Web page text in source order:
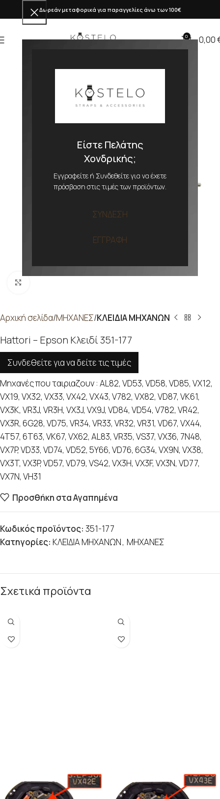
Είστε Πελάτης
Χονδρικής;
Εγγραφείτε ή Συνδεθείτε για να έχετε
πρόσβαση στις τιμές των προϊόντων.
ΣΥΝΔΕΣΗ
ΕΓΓΡΑΦΗ
Δωρεάν μεταφορικά για παραγγελίες άνω των 100€
0 0,00
Αρχική σελίδα ΜΗΧΑΝΕΣ ΚΛΕΙΔΙΑ ΜΗΧΑΝΩΝ
Hattori – Epson Κλειδί 351-177
Συνδεθείτε για να δείτε τις τιμές
Μηχανές που ταιριαζουν : AL82, VD53, VD58, VD85, VX12,
VX19, VX32, VX33, VX42, VX43, V782, VX82, VD87, VK61,
VX3K, VR3J, VR3H, VX3J, VX9J, VD84, VD54, V782, VR42,
VX3R, 6G28, VD75, VR34, VR33, VR32, VR31, VD67, VX44,
4T57, 6T63, VK67, VX62, AL83, VR35, VS37, VX36, 7N48,
VX7P, VD33, VD74, VD52, 5Y66, VD76, 6G34, VX9N, VX38,
VX3T, VX3P, VD57, VD79, VS42, VX3H, VX3F, VX3N, VD77,
VX7N, VH31
Προσθήκη στα Αγαπημένα
Κωδικός προϊόντος: 351-177
Κατηγορίες: ΚΛΕΙΔΙΑ ΜΗΧΑΝΩΝ, ΜΗΧΑΝΕΣ
Σχετικά προϊόντα